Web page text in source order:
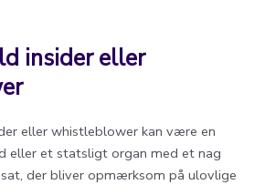
insider eller
eller whistleblower kan være en
eller et statsligt organ med et nag
der bliver opmærksom på ulovlige